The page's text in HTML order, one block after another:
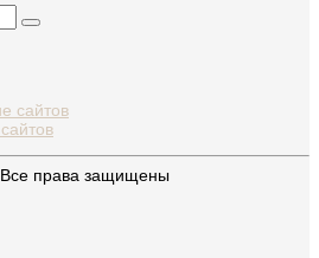
права защищены